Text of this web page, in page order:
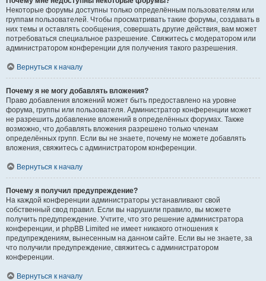
Некоторые форумы доступны только определённым пользователям или
группам пользователей. Чтобы просматривать такие форумы, создавать в
них темы и оставлять сообщения, совершать другие действия, вам может
потребоваться специальное разрешение. Свяжитесь с модератором или
администратором конференции для получения такого разрешения.
Вернуться к началу
Почему я не могу добавлять вложения?
Право добавления вложений может быть предоставлено на уровне
форума, группы или пользователя. Администратор конференции может
не разрешить добавление вложений в определённых форумах. Также
возможно, что добавлять вложения разрешено только членам
определённых групп. Если вы не знаете, почему не можете добавлять
вложения, свяжитесь с администратором конференции.
Вернуться к началу
Почему я получил предупреждение?
На каждой конференции администраторы устанавливают свой
собственный свод правил. Если вы нарушили правило, вы можете
получить предупреждение. Учтите, что это решение администратора
конференции, и phpBB Limited не имеет никакого отношения к
предупреждениям, вынесенным на данном сайте. Если вы не знаете, за
что получили предупреждение, свяжитесь с администратором
конференции.
Вернуться к началу